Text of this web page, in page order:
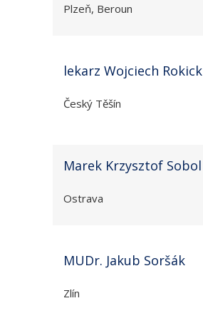
Plzeň, Beroun
lekarz Wojciech
Český Těšín
Marek Krzysztof Sobol
Ostrava
MUDr. Jakub Soršák
Zlín